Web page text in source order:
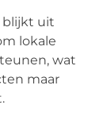
blijkt uit
lokale
wat
maar